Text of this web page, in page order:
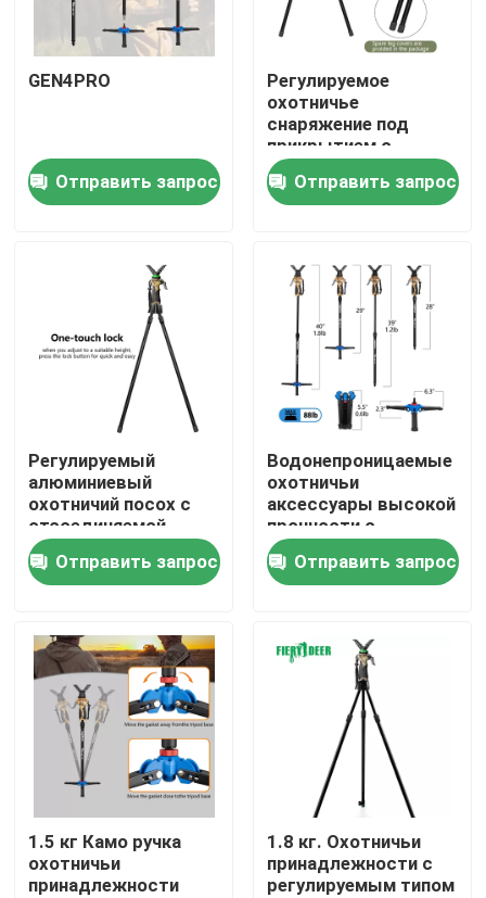
Главная страница
Продукция
VR - шоу
О Компании
контроль качества
контактные данные
Отправить запрос
Охотничье скобки
GEN4PRO
Отправить запрос
Регулируемое
охотничье
снаряжение под
прикрытием с
алюминиевым
корпусом,
отсоединяемая
Отправить запрос
Регулируемый
алюминиевый
охотничий посох с
отсоединяемой
головой для
активных занятий на
открытом воздухе
Отправить запрос
Водонепроницаемые
охотничьи
аксессуары высокой
прочности с
регулируемым
ремнем
Отправить запрос
1.5 кг Камо ручка
охотничьи
принадлежности
1.8 кг. Охотничьи
принадлежности с
регулируемым типом